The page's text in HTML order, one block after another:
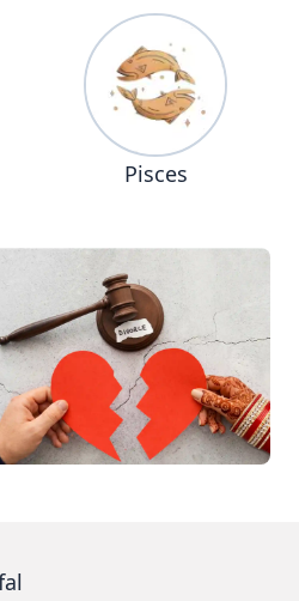
Pisces